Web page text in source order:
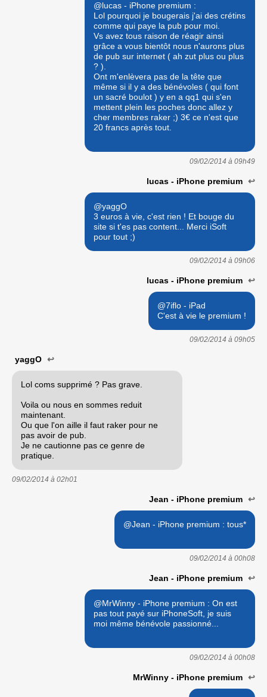
@lucas - iPhone premium :
Lol pourquoi je bougerais j'ai des crétins
comme qui paye la pub pour moi.
Vs avez tous raison de réagir ainsi
grâce a vous bientôt nous n'aurons plus
de pub sur internet ( ah zut plus ou plus
? ).
Ont m'enlèvera pas de la tête que
même si il y a des bénévoles ( qui font
un sacré boulot ) y en a qq1 qui s'en
mettent plein les poches donc allez y
cher membres raker ;) 3€ ce n'est que
20 francs après tout.
09/02/2014 à 09h49
lucas - iPhone premium ↩
@yaggO
3 euros à vie, c'est rien ! Et bouge du
site si t'es pas content... Merci iSoft
pour tout ;)
09/02/2014 à 09h06
lucas - iPhone premium ↩
@7iflo - iPad
C'est à vie le premium !
09/02/2014 à 09h05
yaggO ↩
Lol coms supprimé ? Pas grave.
Voila ou nous en sommes reduit
maintenant.
Ou que l'on aille il faut raker pour ne
pas avoir de pub.
Je ne cautionne pas ce genre de
pratique.
09/02/2014 à 02h01
Jean - iPhone premium ↩
@Jean - iPhone premium : tous*
09/02/2014 à 00h08
Jean - iPhone premium ↩
@MrWinny - iPhone premium : On est
pas tout payé sur iPhoneSoft, je suis
moi même bénévole passionné...
09/02/2014 à 00h08
MrWinny - iPhone premium ↩